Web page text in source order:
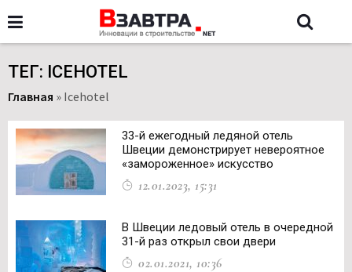
ТЕГ: ICEHOTEL
Главная » Icehotel
33-й ежегодный ледяной отель
Швеции демонстрирует невероятное
«замороженное» искусство
12.01.2023, 15:31
В Швеции ледовый отель в очередной
31-й раз открыл свои двери
02.01.2021, 10:36